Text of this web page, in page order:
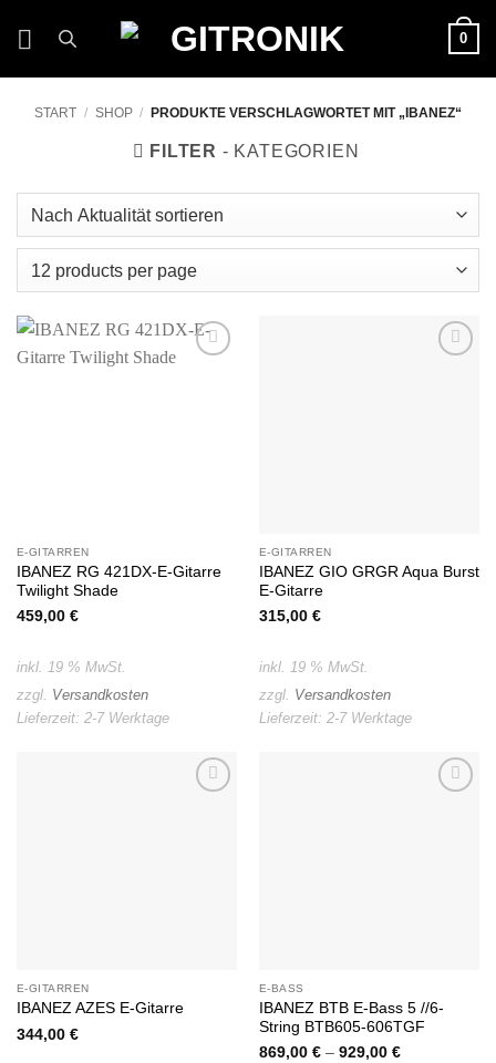
0
START / SHOP / PRODUKTE VERSCHLAGWORTET MIT „IBANEZ“
FILTER
E-GITARREN
IBANEZ RG 421DX-E-Gitarre
Twilight Shade
459,00 €
inkl. 19 % MwSt.
zzgl. Versandkosten
Lieferzeit: 2-7 Werktage
E-GITARREN
IBANEZ GIO GRGR Aqua Burst
E-Gitarre
315,00 €
inkl. 19 % MwSt.
zzgl. Versandkosten
Lieferzeit: 2-7 Werktage
E-GITARREN
IBANEZ AZES E-Gitarre
344,00 €
E-BASS
IBANEZ BTB E-Bass 5 //6-
String BTB605-606TGF
869,00 €– 929,00 €